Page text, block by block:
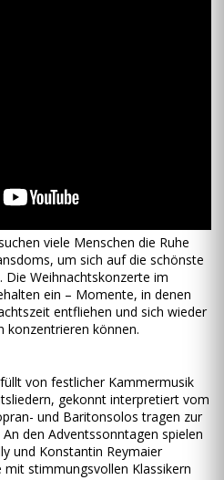
viele Menschen die Ruhe
um sich auf die schönste
Die Weihnachtskonzerte im
ein – Momente, in denen
entfliehen und sich wieder
konzentrieren können.
von festlicher Kammermusik
gekonnt interpretiert vom
und Baritonsolos tragen zur
den Adventssonntagen spielen
und Konstantin Reymaier
stimmungsvollen Klassikern